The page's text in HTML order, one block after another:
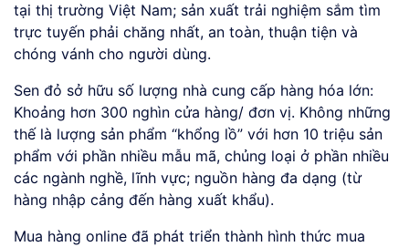
tại thị trường Việt Nam; sản xuất trải nghiệm sắm tìm
trực tuyến phải chăng nhất, an toàn, thuận tiện và
chóng vánh cho người dùng.
Sen đỏ sở hữu số lượng nhà cung cấp hàng hóa lớn:
Khoảng hơn 300 nghìn cửa hàng/ đơn vị. Không những
thế là lượng sản phẩm “khổng lồ” với hơn 10 triệu sản
phẩm với phần nhiều mẫu mã, chủng loại ở phần nhiều
các ngành nghề, lĩnh vực; nguồn hàng đa dạng (từ
hàng nhập cảng đến hàng xuất khẩu).
Mua hàng online đã phát triển thành hình thức mua